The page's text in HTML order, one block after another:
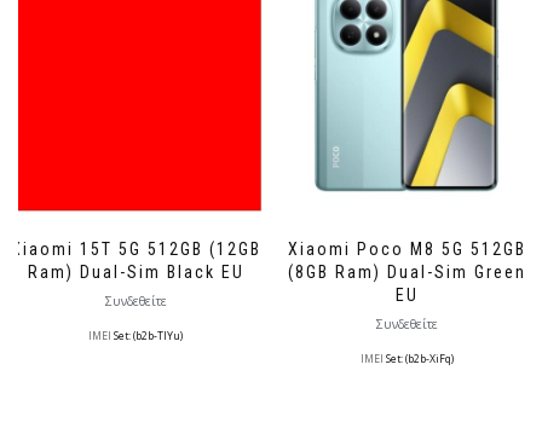
Xiaomi 15T 5G 512GB (12GB
Ram) Dual-Sim Black EU
Συνδεθείτε
IMEI Set: (b2b-TlYu)
Xiaomi Poco M8 5G 512GB
(8GB Ram) Dual-Sim Green
EU
Συνδεθείτε
IMEI Set: (b2b-XiFq)